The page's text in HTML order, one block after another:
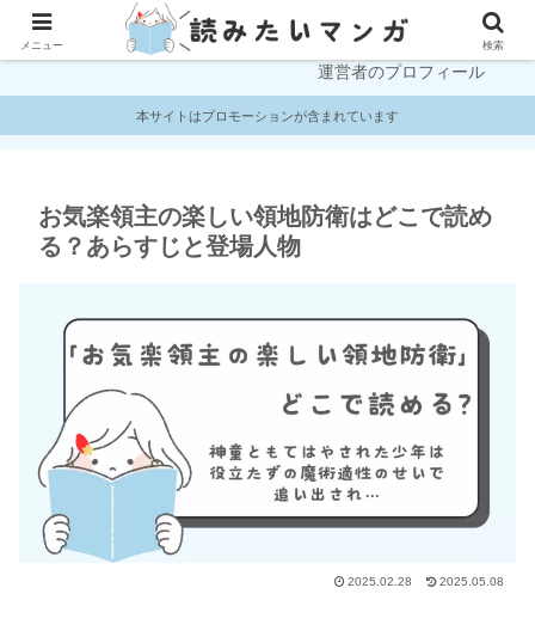
プライバシーポリシー お問い合わせ
運営者のプロフィール
本サイトはプロモーションが含まれています
お気楽領主の楽しい領地防衛はどこで読め
る？あらすじと登場人物
2025.02.28 2025.05.08
メニュー 検索